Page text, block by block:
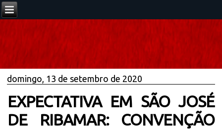
domingo, 13 de setembro de 2020
EXPECTATIVA EM SÃO JOSÉ
DE RIBAMAR: CONVENÇÃO